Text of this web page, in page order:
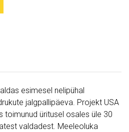
esimesel nelipühal
jalgpallipäeva. Projekt USA
toimunud üritusel osales üle 30
valdadest. Meeleoluka